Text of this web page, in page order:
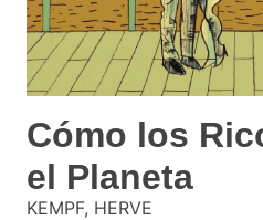
Cómo los
el Planeta
KEMPF, HERVE